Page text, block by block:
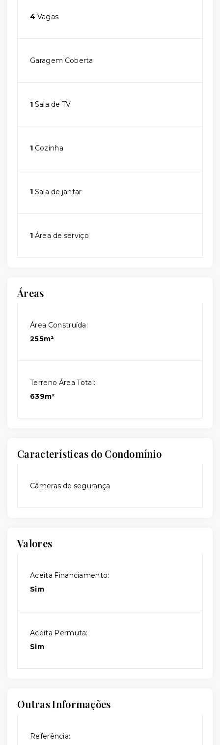
4 Vagas
Garagem Coberta
1 Sala de TV
1 Cozinha
1 Sala de jantar
1 Área de serviço
Áreas
Área Construída:
255m²
Terreno Área Total:
639m²
Características do Condomínio
Câmeras de segurança
Valores
Aceita Financiamento:
Sim
Aceita Permuta:
Sim
Outras Informações
Referência: